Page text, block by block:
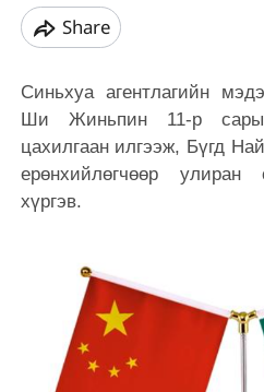
Share
Синьхуа агентлагийн
Ши Жиньпин 11-р
цахилгаан илгээж, Бүгд
ерөнхийлөгчөөр
хүргэв.